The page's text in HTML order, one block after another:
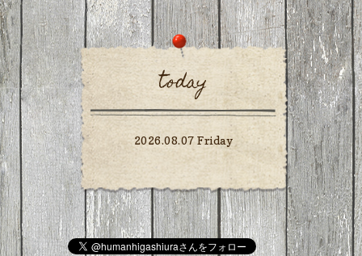
today
2026.08.07 Friday